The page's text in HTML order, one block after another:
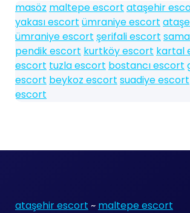
masöz maltepe escort ataşehir
yakası escort ümraniye escort
ümraniye escort şerifali escort
pendik escort kurtköy escort kartal
escort tuzla escort bostancı escort
escort beykoz escort suadiye escort
escort
ataşehir escort ~ maltepe escort